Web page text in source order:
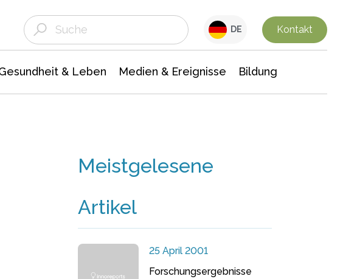
DE Kontakt
& Leben Medien & Ereignisse Bildung
Meistgelesene
Artikel
25 April 2001
Forschungsergebnisse